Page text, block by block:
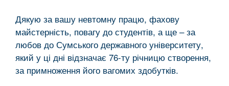
Дякую за вашу невтомну працю, фахову
майстерність, повагу до студентів, а ще – за
любов до Сумського державного університету,
який у ці дні відзначає 76-ту річницю створення,
за примноження його вагомих здобутків.